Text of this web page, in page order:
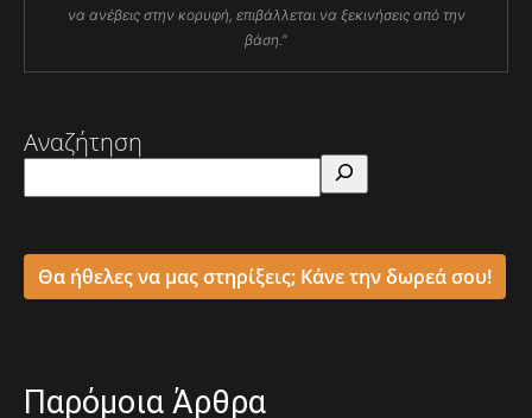
να ανέβεις στην κορυφή, επιβάλλεται να ξεκινήσεις από την
βάση."
Αναζήτηση
Θα ήθελες να μας στηρίξεις; Κάνε την δωρεά σου!
Παρόμοια Άρθρα